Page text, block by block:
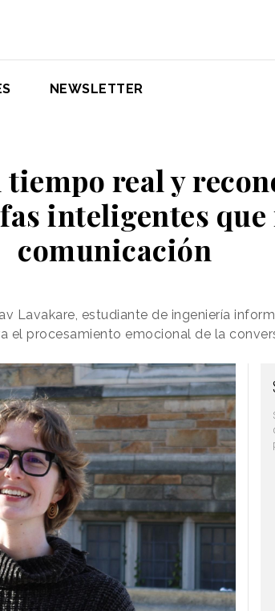
NEWSLETTER
real y
inteligentes
comunicación
Lavakare, estudiante de ingeniería
el procesamiento emocional de la